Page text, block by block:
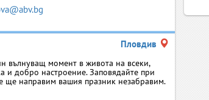
Пловдив
вълнуващ момент в живота на всеки,
и добро настроение. Заповядайте при
ще направим вашия празник незабравим.